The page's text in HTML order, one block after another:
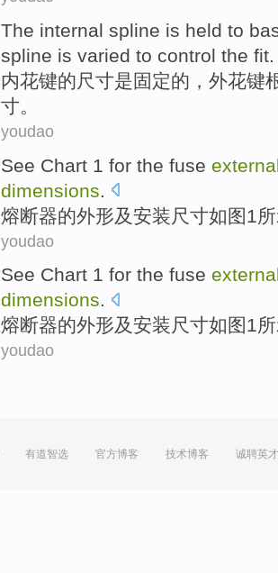
The internal spline is held to
spline is varied to control the fit.
内花键的尺寸是固定的， 外花键
寸。
youdao
See Chart 1 for the fuse
dimensions
熔断器的外形及安装 尺寸如图 1
youdao
See Chart 1 for the fuse
dimensions.
熔断器的外形及安装尺寸如图1
youdao
有道智选 官方博客 技术博客 诚聘英才